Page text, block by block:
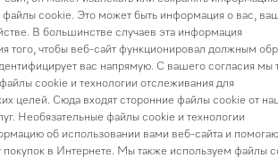
и
cookie. Это может быть информация о вас,
В большинстве случаев эта информация
того, чтобы веб-сайт функционировал должным
вас напрямую. С вашего согласия мы
cookie и технологии отслеживания для
целей. Сюда входят сторонние файлы cookie от
Необязательные файлы cookie и технологии
об использовании вами веб-сайта и
в Интернете. Мы также используем файлы